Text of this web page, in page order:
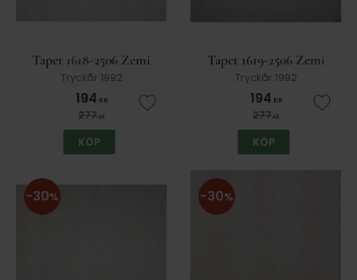
Tapet 1618-2506 Zemi
Tryckår 1992
194 KR
277KR Lägg till i favoriter
KÖP
Tapet 1619-2506 Zemi
Tryckår 1992
194 KR
277KR Lägg
KÖP
30% 30%